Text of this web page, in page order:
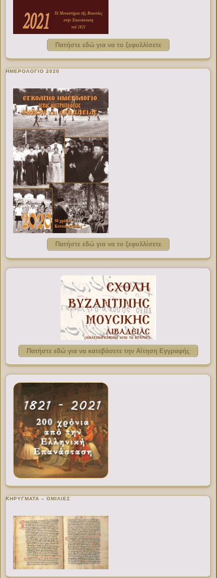
Πατήστε εδώ για να το ξεφυλλίσετε
ΗΜΕΡΟΛΟΓΙΟ 2020
Πατήστε εδώ για να το ξεφυλλίσετε
Πατήστε εδώ για να κατεβάσετε την Αίτηση Εγγραφής
ΚΗΡΥΓΜΑΤΑ – ΟΜΙΛΙΕΣ